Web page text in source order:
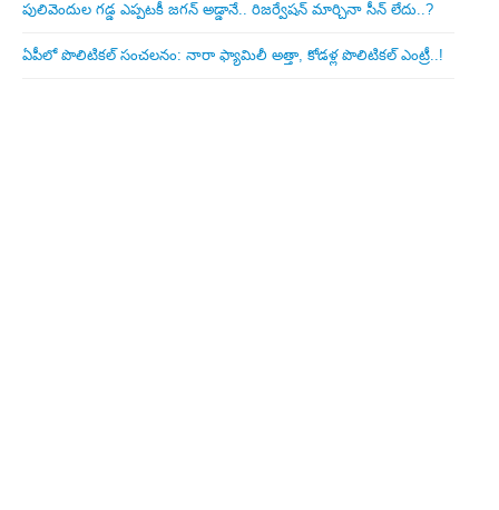
పులివెందుల గ‌డ్డ ఎప్ప‌ట‌కీ జ‌గ‌న్ అడ్డానే.. రిజ‌ర్వేష‌న్ మార్చినా సీన్ లేదు..?
ఏపీలో పొలిటిక‌ల్ సంచ‌ల‌నం: నారా ఫ్యామిలీ అత్తా, కోడ‌ళ్ల పొలిటికల్ ఎంట్రీ..!